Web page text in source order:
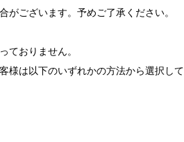
ございます。予めご了承ください。
おりません。
様は以下のいずれかの方法から選択し